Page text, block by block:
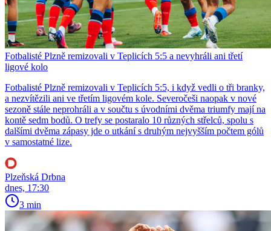
Fotbalisté Plzně remizovali v Teplicích 5:5 a nevyhráli ani třetí
ligové kolo
Fotbalisté Plzně remizovali v Teplicích 5:5, i když vedli o tři branky,
a nezvítězili ani ve třetím ligovém kole. Severočeši naopak v nové
sezoně stále neprohráli a v součtu s úvodními dvěma triumfy mají na
kontě sedm bodů. O trefy se postaralo 10 různých střelců, spolu s
dalšími dvěma zápasy jde o utkání s druhým nejvyšším počtem gólů
v samostatné lize.
Plzeňská Drbna
dnes, 17:30
3 min